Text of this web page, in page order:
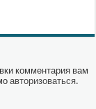
комментария вам
авторизоваться.